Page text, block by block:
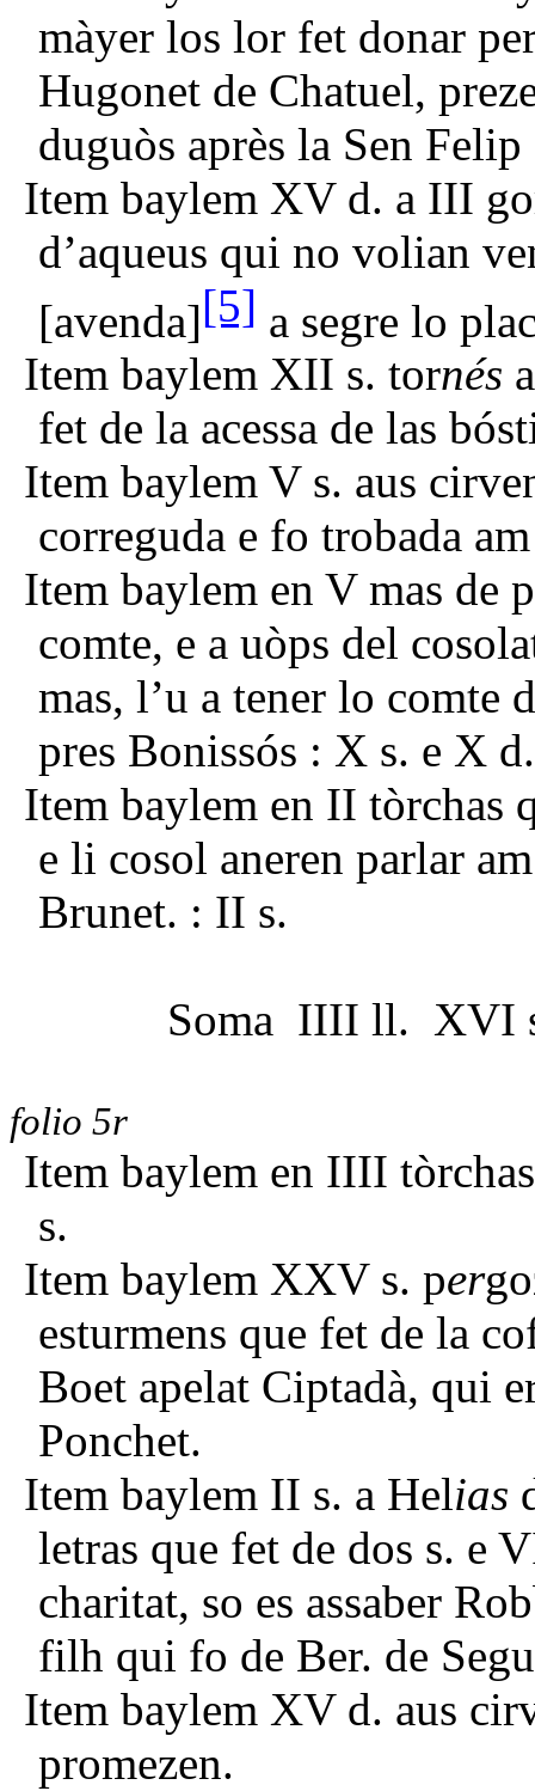
màyer los lor fet donar
Hugonet de Chatuel,
duguòs après la Sen Felip
Item baylem XV d. a III
d’aqueus qui no volian
[avenda][5] a segre lo
Item baylem XII s. tornés
fet de la acessa de las
Item baylem V s. aus
correguda e fo trobada
Item baylem en V mas de
comte, e a uòps del
mas, l’u a tener lo comte
pres Bonissós : X s. e X
Item baylem en II tòrchas
e li cosol aneren parlar
Brunet. : II s.
Soma IIII ll. XVI
folio 5r
Item baylem en IIII
s.
Item baylem XXV s. per
esturmens que fet de la
Boet apelat Ciptadà, qui
Ponchet.
Item baylem II s. a Helias
letras que fet de dos s. e
charitat, so es assaber
filh qui fo de Ber. de
Item baylem XV d. aus
promezen.